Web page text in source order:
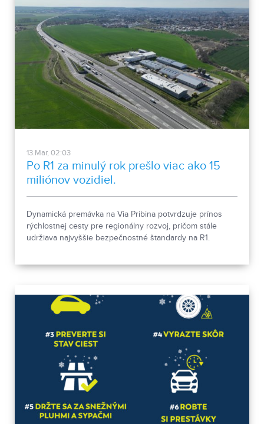
13.Mar, 02:03
Po R1 za minulý rok prešlo viac ako 15
miliónov vozidiel.
Dynamická premávka na Via Pribina potvrdzuje prínos
rýchlostnej cesty pre regionálny rozvoj, pričom stále
udržiava najvyššie bezpečnostné štandardy na R1.